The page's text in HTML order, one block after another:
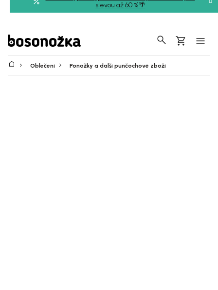
slevou až 60 %🌴
Hledat
Nákupní
košík
Oblečení Ponožky a další punčochové zboží